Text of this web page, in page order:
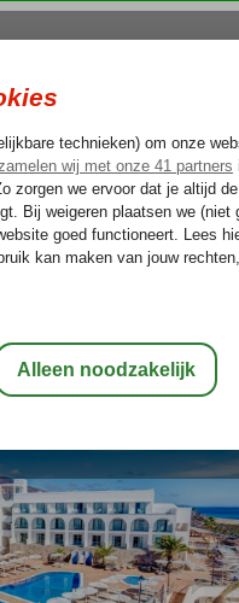
Outlet Deals
Resort
Hotel